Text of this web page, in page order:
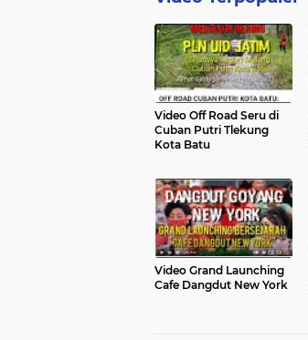
Video Off Road Seru di
Cuban Putri Tlekung
Kota Batu
Video Grand Launching
Cafe Dangdut New York